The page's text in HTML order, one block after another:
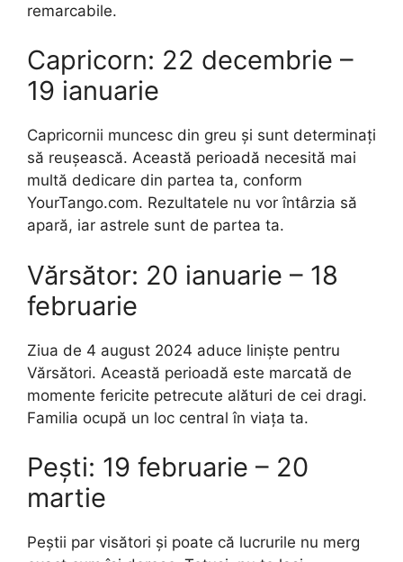
remarcabile.
Capricorn: 22 decembrie –
19 ianuarie
Capricornii muncesc din greu și sunt determinați
să reușească. Această perioadă necesită mai
multă dedicare din partea ta, conform
YourTango.com. Rezultatele nu vor întârzia să
apară, iar astrele sunt de partea ta.
Vărsător: 20 ianuarie – 18
februarie
Ziua de 4 august 2024 aduce liniște pentru
Vărsători. Această perioadă este marcată de
momente fericite petrecute alături de cei dragi.
Familia ocupă un loc central în viața ta.
Pești: 19 februarie – 20
martie
Peștii par visători și poate că lucrurile nu merg